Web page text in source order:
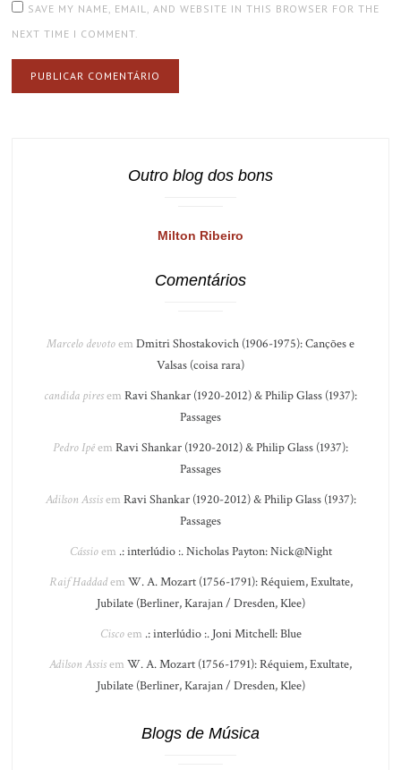
SAVE MY NAME, EMAIL, AND WEBSITE IN THIS BROWSER FOR THE
NEXT TIME I COMMENT.
Outro blog dos bons
Milton Ribeiro
Comentários
Marcelo devotoem Dmitri Shostakovich (1906-1975): Canções e
Valsas (coisa rara)
candida piresem Ravi Shankar (1920-2012) & Philip Glass (1937):
Passages
Pedro Ipêem Ravi Shankar (1920-2012) & Philip Glass (1937):
Passages
Adilson Assisem Ravi Shankar (1920-2012) & Philip Glass (1937):
Passages
Cássioem .: interlúdio :. Nicholas Payton: Nick@Night
Raif Haddadem W. A. Mozart (1756-1791): Réquiem, Exultate,
Jubilate (Berliner, Karajan / Dresden, Klee)
Ciscoem .: interlúdio :. Joni Mitchell: Blue
Adilson Assisem W. A. Mozart (1756-1791): Réquiem, Exultate,
Jubilate (Berliner, Karajan / Dresden, Klee)
Blogs de Música